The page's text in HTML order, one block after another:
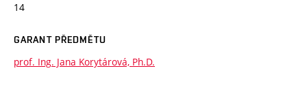
14
GARANT PŘEDMĚTU
prof. Ing. Jana Korytárová, Ph.D.